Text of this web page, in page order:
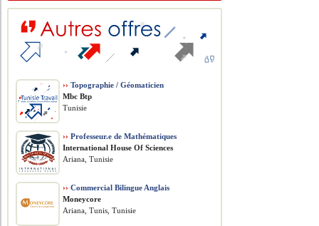
›› Topographie / Géomaticien
Mbc Btp
Tunisie
›› Professeur.e de Mathématiques
International House Of Sciences
Ariana, Tunisie
›› Commercial Bilingue Anglais
Moneycore
Ariana, Tunis, Tunisie